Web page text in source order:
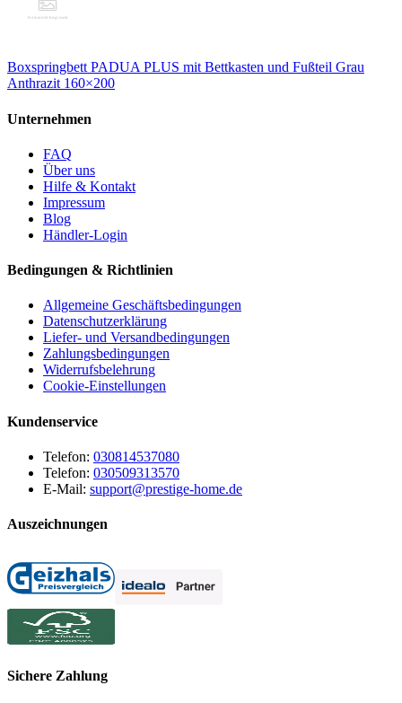
Boxspringbett PADUA PLUS mit Bettkasten und Fußteil Grau
Anthrazit 160×200
Unternehmen
FAQ
Über uns
Hilfe & Kontakt
Impressum
Blog
Händler-Login
Bedingungen & Richtlinien
Allgemeine Geschäftsbedingungen
Datenschutzerklärung
Liefer- und Versandbedingungen
Zahlungsbedingungen
Widerrufsbelehrung
Cookie-Einstellungen
Kundenservice
Telefon: 030814537080
Telefon: 030509313570
E-Mail: support@prestige-home.de
Auszeichnungen
Sichere Zahlung